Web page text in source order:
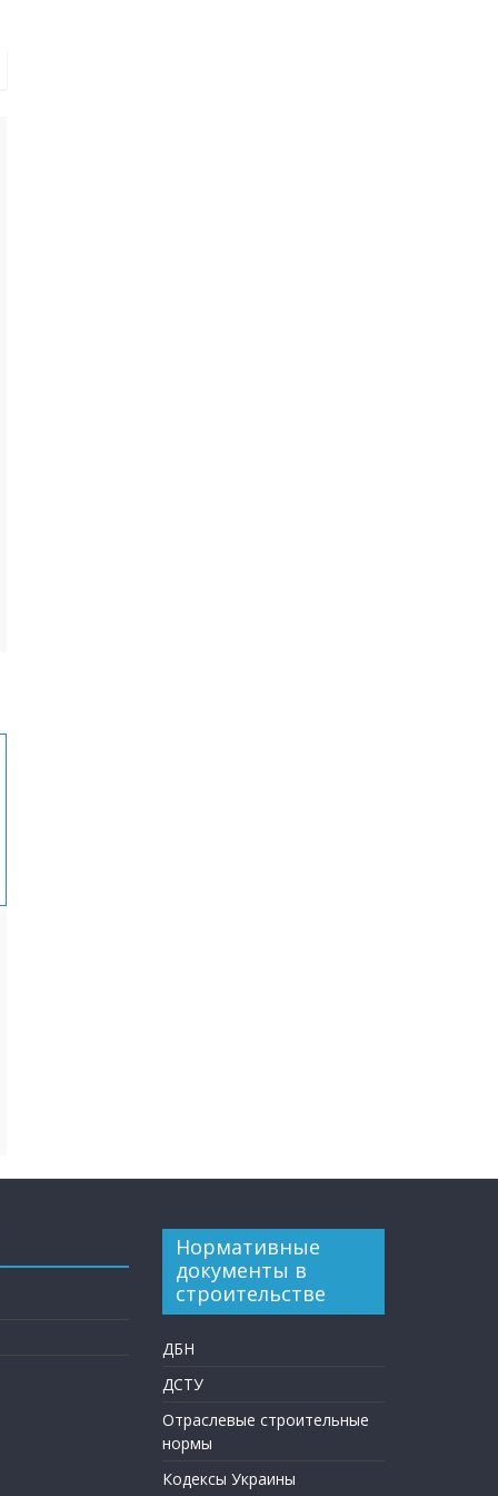
Нормативные
документы в
строительстве
ДБН
ДСТУ
Отраслевые строительные
нормы
Кодексы Украины